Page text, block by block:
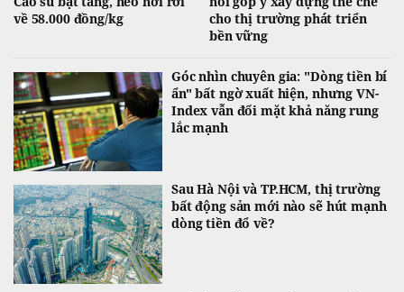
về 58.000 đồng/kg
cho thị trường phát triển
bền vững
Góc nhìn chuyên gia: "Dòng tiền bí
ẩn" bất ngờ xuất hiện, nhưng VN-
Index vẫn đối mặt khả năng rung
lắc mạnh
Sau Hà Nội và TP.HCM, thị trường
bất động sản mới nào sẽ hút mạnh
dòng tiền đổ về?